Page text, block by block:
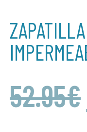
52.95€